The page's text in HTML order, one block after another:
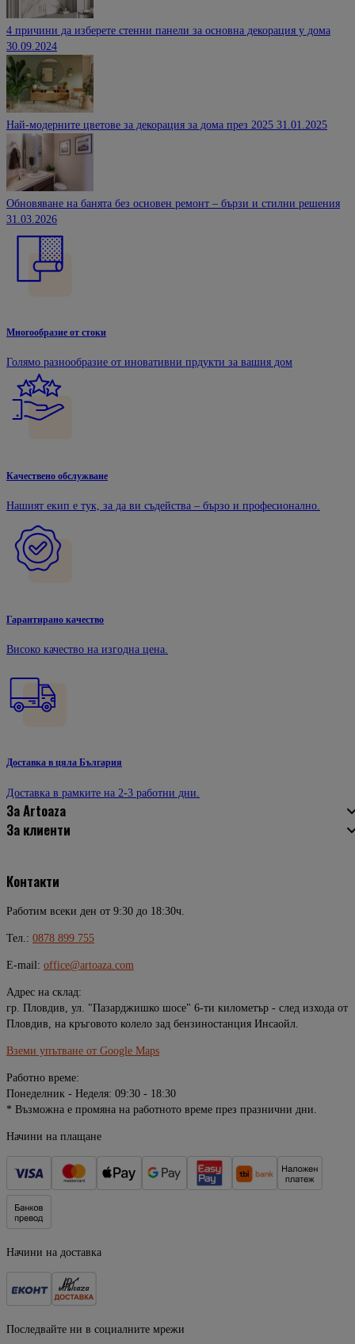
4 причини да изберете стенни панели за основна декорация у дома
30.09.2024
Най-модерните цветове за декорация за дома през 2025 31.01.2025
Обновяване на банята без основен ремонт – бързи и стилни решения
31.03.2026
Многообразие от стоки
Голямо разнообразие от иновативни прдукти за вашия дом
Качествено обслужване
Нашият екип е тук, за да ви съдейства – бързо и професионално.
Гарантирано качество
Високо качество на изгодна цена.
Доставка в цяла България
Доставка в рамките на 2-3 работни дни.
За Artoaza
За клиенти
Контакти
Работим всеки ден от 9:30 до 18:30ч.
Тел.: 0878 899 755
E-mail: office@artoaza.com
Адрес на склад:
гр. Пловдив, ул. "Пазарджишко шосе" 6-ти километър - след изхода от
Пловдив, на кръговото колело зад бензиностанция Инсаойл.
Вземи упътване от Google Maps
Работно време:
Понеделник - Неделя: 09:30 - 18:30
* Възможна е промяна на работното време през празнични дни.
Начини на плащане
Начини на доставка
Последвайте ни в социалните мрежи